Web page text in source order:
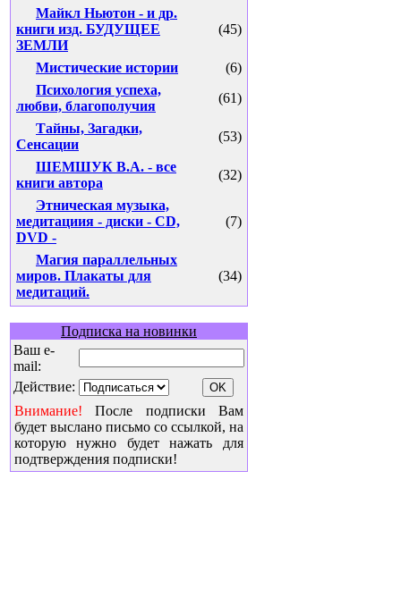
Майкл Ньютон - и др.
книги изд. БУДУЩЕЕ
ЗЕМЛИ
(45)
Мистические истории
(6)
Психология успеха,
любви, благополучия
(61)
Тайны, Загадки,
Сенсации
(53)
ШЕМШУК В.А. - все
книги автора
(32)
Этническая музыка,
медитациия - диски - CD,
DVD -
(7)
Магия параллельных
миров. Плакаты для
медитаций.
(34)
Подписка на новинки
Ваш e-
mail:
Действие:
Внимание! После подписки Вам
будет выслано письмо со ссылкой, на
которую нужно будет нажать для
подтверждения подписки!